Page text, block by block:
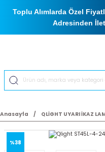
Toplu Alımlarda Özel
Adresinden
Anasayfa QLİGHT UYARI İKAZ
%38